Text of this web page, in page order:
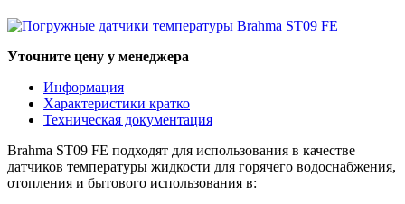
Уточните цену у менеджера
Информация
Характеристики кратко
Техническая документация
Brahma ST09 FE подходят для использования в качестве
датчиков температуры жидкости для горячего водоснабжения,
отопления и бытового использования в: